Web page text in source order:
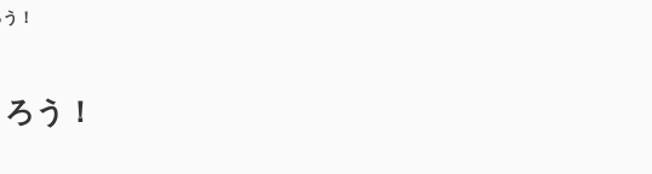
！
う！